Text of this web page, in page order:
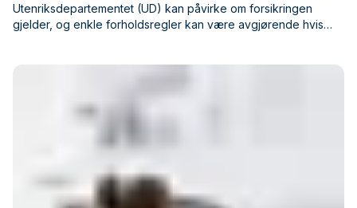
Utenriksdepartementet (UD) kan påvirke om forsikringen
gjelder, og enkle forholdsregler kan være avgjørende hvis